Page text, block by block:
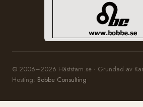
© 2006–2026 Häststam.se · Grundad av
Hosting: Bobbe Consulting